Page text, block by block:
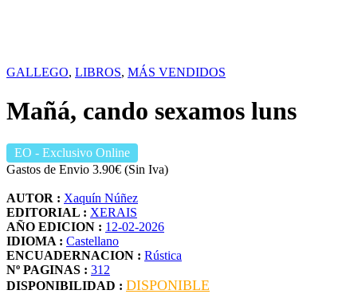
GALLEGO, LIBROS, MÁS VENDIDOS
Mañá, cando sexamos luns
EO - Exclusivo Online
Gastos de Envio 3.90€ (Sin Iva)
AUTOR : Xaquín Núñez
EDITORIAL : XERAIS
AÑO EDICION : 12-02-2026
IDIOMA : Castellano
ENCUADERNACION : Rústica
Nº PAGINAS : 312
DISPONIBILIDAD : DISPONIBLE